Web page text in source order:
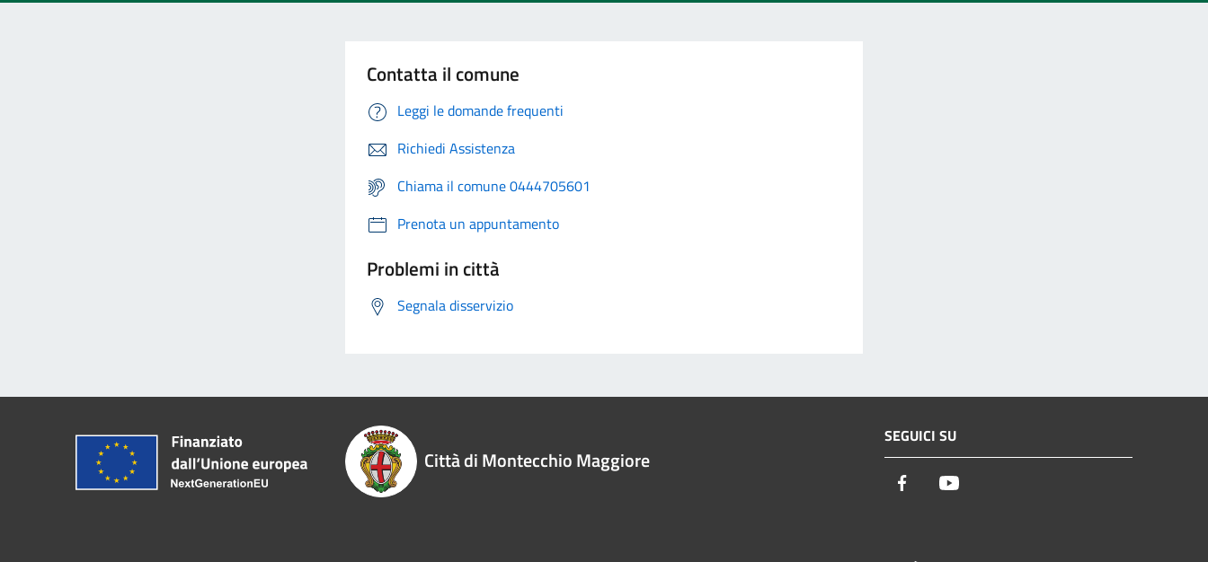
Contatta il comune
Leggi le domande frequenti
Richiedi Assistenza
Chiama il comune 0444705601
Prenota un appuntamento
Problemi in città
Segnala disservizio
Città di Montecchio Maggiore
SEGUICI SU
Facebook